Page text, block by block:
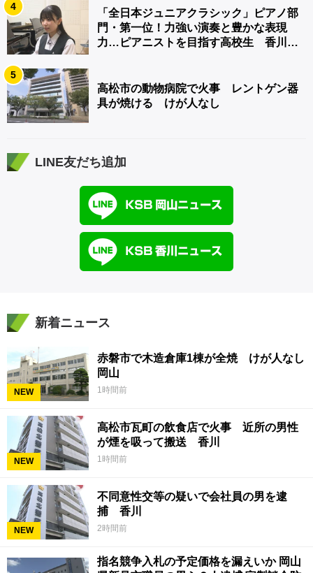
4
「全日本ジュニアクラシック」ピアノ部
門・第一位！力強い演奏と豊かな表現
力…ピアニストを目指す高校生 香川
5
高松市の動物病院で火事 レントゲン器
具が焼ける けが人なし
LINE友だち追加
新着ニュース
NEW
赤磐市で木造倉庫1棟が全焼 けが人なし
岡山
1時間前
NEW
高松市瓦町の飲食店で火事 近所の男性
が煙を吸って搬送 香川
1時間前
NEW
不同意性交等の疑いで会社員の男を逮
捕 香川
2時間前
指名競争入札の予定価格を漏えいか 岡山